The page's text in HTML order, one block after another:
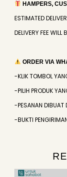
HAMPERS,
ESTIMATED
DELIVERY FEE WILL
ORDER VIA
-KLIK TOMBOL
-PILIH PRODUK
-PESANAN DIBUAT
-BUKTI